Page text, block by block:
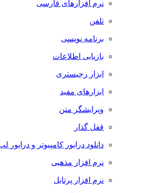
نرم افزارهای فارسی
تلفن
برنامه نویسی
بازیابی اطلاعات
ابزار رجیستری
ابزارهای مفید
ویرایشگر متن
قفل گذار
دانلود درایور کامپیوتر و درایور لپ تاپ
نرم افزار مذهبی
نرم افزار پرتابل